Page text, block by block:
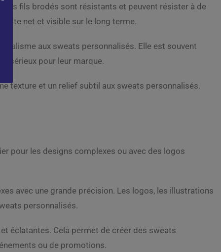
fils brodés sont résistants et peuvent résister à de
net et visible sur le long terme.
aux sweats personnalisés. Elle est souvent
sérieux pour leur marque.
texture et un relief subtil aux sweats personnalisés.
pour les designs complexes ou avec des logos
avec une grande précision. Les logos, les illustrations
personnalisés.
éclatantes. Cela permet de créer des sweats
ou de promotions.